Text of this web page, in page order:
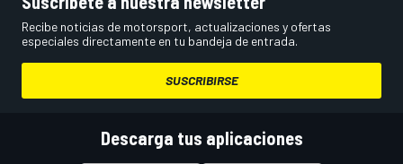
Recibe noticias de motorsport, actualizaciones y ofertas
especiales directamente en tu bandeja de entrada.
SUSCRIBIRSE
Descarga tus aplicaciones